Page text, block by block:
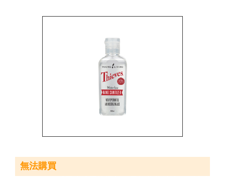
無法購買